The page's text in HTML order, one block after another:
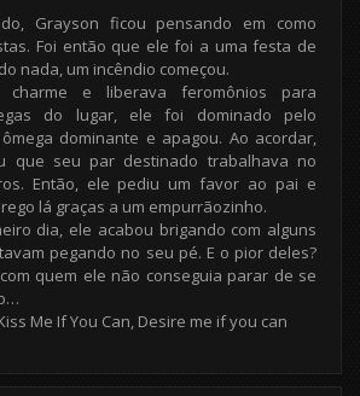
Grayson ficou pensando em como
Foi então que ele foi a uma festa de
nada, um incêndio começou.
charme e liberava feromônios para
do lugar, ele foi dominado pelo
dominante e apagou. Ao acordar,
que seu par destinado trabalhava no
Então, ele pediu um favor ao pai e
lá graças a um empurrãozinho.
dia, ele acabou brigando com alguns
pegando no seu pé. E o pior deles?
quem ele não conseguia parar de se
Me If You Can, Desire me if you can